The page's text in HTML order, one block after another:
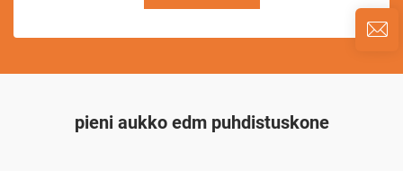
pieni aukko edm puhdistuskone